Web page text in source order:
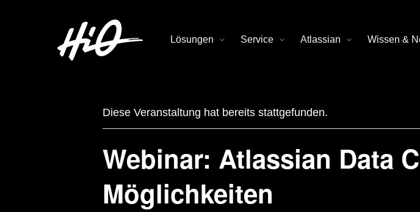
Lösungen Service Atlassian Wissen &
Diese Veranstaltung hat bereits stattgefunden.
Webinar: Atlassian Data
Möglichkeiten